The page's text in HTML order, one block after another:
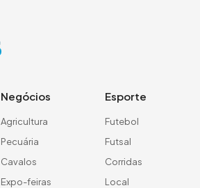
Negócios
Agricultura
Pecuária
Cavalos
Expo-feiras
Esporte
Futebol
Futsal
Corridas
Local